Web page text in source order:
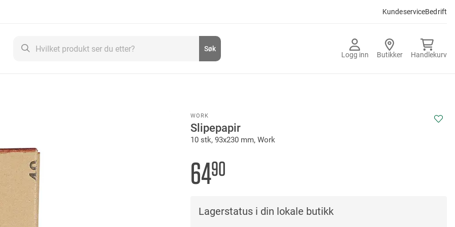
KundeserviceBedrift
Logg inn Butikker Handlekurv
Søk
WORK
Slipepapir
10 stk, 93x230 mm, Work
6490
Lagerstatus i din lokale butikk